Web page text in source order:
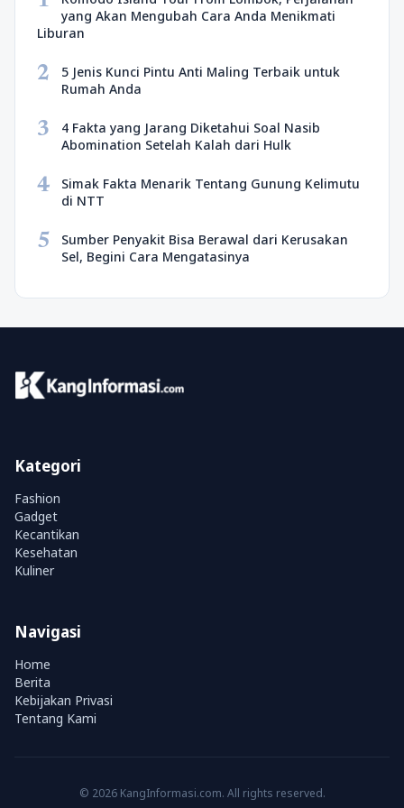
yang Akan Mengubah Cara Anda Menikmati
Liburan
2
5 Jenis Kunci Pintu Anti Maling Terbaik untuk
Rumah Anda
3
4 Fakta yang Jarang Diketahui Soal Nasib
Abomination Setelah Kalah dari Hulk
4
Simak Fakta Menarik Tentang Gunung Kelimutu
di NTT
5
Sumber Penyakit Bisa Berawal dari Kerusakan
Sel, Begini Cara Mengatasinya
Kategori
Fashion
Gadget
Kecantikan
Kesehatan
Kuliner
Navigasi
Home
Berita
Kebijakan Privasi
Tentang Kami
© 2026 KangInformasi.com. All rights reserved.